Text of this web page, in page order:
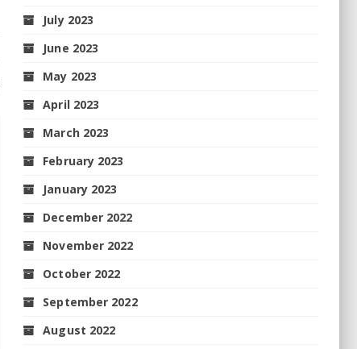
July 2023
June 2023
May 2023
April 2023
March 2023
February 2023
January 2023
December 2022
November 2022
October 2022
September 2022
August 2022